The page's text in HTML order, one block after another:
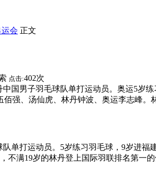
运会 正文
点击:402次
国男子羽毛球队单打运动员。奥运5岁
强、汤仙虎、林丹钟波、奥运李志峰
队单打运动员。5岁练习羽毛球，9岁进福
不满19岁的林丹登上国际羽联排名第一的